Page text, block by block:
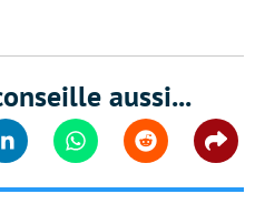
aussi...
Linkedin WhatsappReddit